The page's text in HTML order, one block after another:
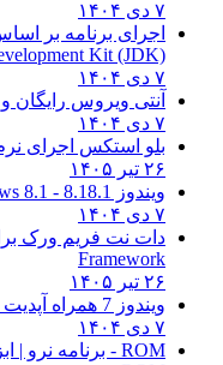
۷ دی ۱۴۰۴
اجرای برنامه بر
Kit (JDK)
۷ دی ۱۴۰۴
آنتی ویروس رایگان و
۷ دی ۱۴۰۴
بلو استکس اجرای نرم
۲۶ تیر ۱۴۰۵
ویندوز 8.1
8.1 - Microsoft Windows 8.1
۷ دی ۱۴۰۴
دات نت فریم ورک
Framework
۲۶ تیر ۱۴۰۵
ویندوز 7 همراه آپدیت 7 SP1
۷ دی ۱۴۰۴
ROM - برنامه نرو | ابزار رایت حرفه ای و